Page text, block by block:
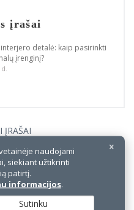
ĮRAŠAI
įrašai
detalė: kaip pasirinkti
įrenginį?
naudojami
siekiant užtikrinti
patirtį.
informacijos.
Sutinku